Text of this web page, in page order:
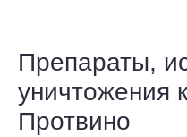
Препараты,
уничтожения
Протвино